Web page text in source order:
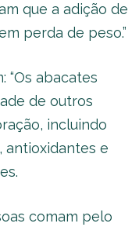
que a adição de
perda de peso.”
“Os abacates
de outros
incluindo
antioxidantes e
comam pelo